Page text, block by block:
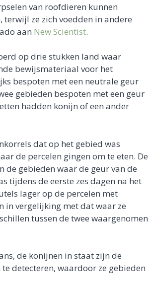
van roofdieren kunnen
ze zich voedden in andere
aan New Scientist.
op drie stukken land waar
bewijsmateriaal voor het
bespoten met een neutrale geur
gebieden bespoten met een geur
hadden konijn of een ander
dat op het gebied was
de percelen gingen om te eten. De
gebieden waar de geur van de
tijdens de eerste zes dagen na het
lager op de percelen met
in vergelijking met dat waar ze
tussen de twee waargenomen
de konijnen in staat zijn de
detecteren, waardoor ze gebieden